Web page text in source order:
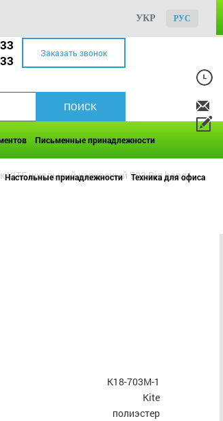
УКР РУС
Заказать звонок
Письменные принадлежности
Настольные принадлежности Техника для офиса
KITE школьный каркасный 703 Big bang
K18-703M-1
Kite
полиэстер